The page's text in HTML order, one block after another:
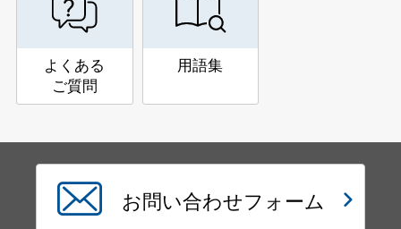
よくある
ご質問
用語集
お問い合わせフォーム